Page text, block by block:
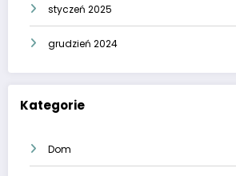
styczeń 2025
grudzień 2024
Kategorie
Dom